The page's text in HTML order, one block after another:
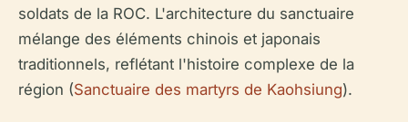
soldats de la ROC. L'architecture du sanctuaire
mélange des éléments chinois et japonais
traditionnels, reflétant l'histoire complexe de la
région (Sanctuaire des martyrs de Kaohsiung).